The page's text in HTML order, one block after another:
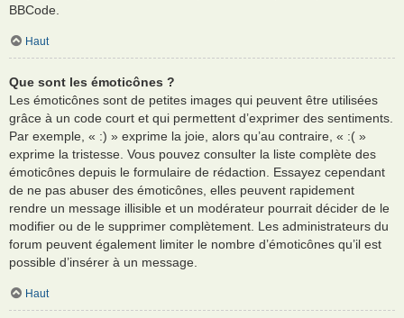
BBCode.
Haut
Que sont les émoticônes ?
Les émoticônes sont de petites images qui peuvent être utilisées
grâce à un code court et qui permettent d’exprimer des sentiments.
Par exemple, « :) » exprime la joie, alors qu’au contraire, « :( »
exprime la tristesse. Vous pouvez consulter la liste complète des
émoticônes depuis le formulaire de rédaction. Essayez cependant
de ne pas abuser des émoticônes, elles peuvent rapidement
rendre un message illisible et un modérateur pourrait décider de le
modifier ou de le supprimer complètement. Les administrateurs du
forum peuvent également limiter le nombre d’émoticônes qu’il est
possible d’insérer à un message.
Haut